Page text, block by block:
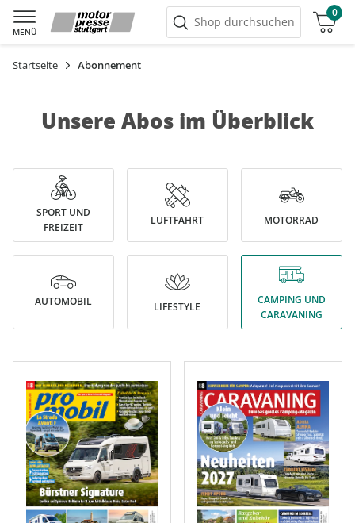
MENÜ
Shop durchsuchen
0
Warenkorb
Startseite Abonnement
Unsere Abos im Überblick
SPORT UND
FREIZEIT
LUFTFAHRT MOTORRAD
AUTOMOBIL LIFESTYLE
CAMPING UND
CARAVANING